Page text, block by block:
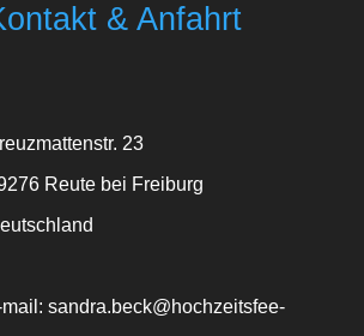
& Anfahrt
23
Reute bei Freiburg
sandra.beck@hochzeitsfee-